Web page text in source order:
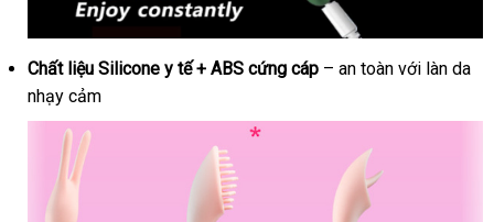
Chất liệu Silicone y tế + ABS cứng cáp – an toàn Lazada
với làn da
nhạy cảm